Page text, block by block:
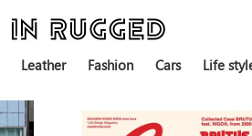
Leather Fashion Cars Life